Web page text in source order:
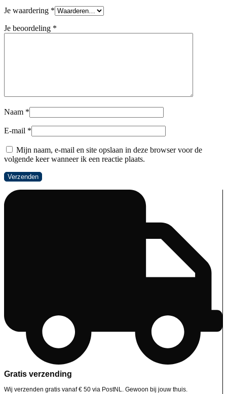
Je waardering *
Je beoordeling *
Naam *
E-mail *
Mijn naam, e-mail en site opslaan in deze browser voor de
volgende keer wanneer ik een reactie plaats.
Gratis verzending
Wij verzenden gratis vanaf € 50 via PostNL. Gewoon bij jouw thuis.